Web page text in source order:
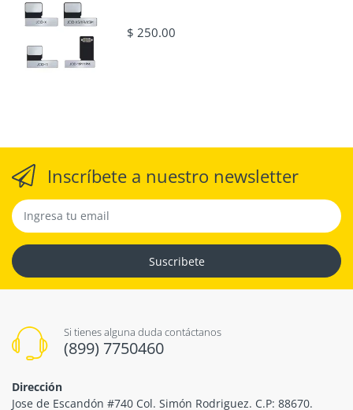
$ 250.00
Inscríbete a nuestro newsletter
Suscribete
Si tienes alguna duda contáctanos
(899) 7750460
Dirección
Jose de Escandón #740 Col. Simón Rodriguez. C.P: 88670.